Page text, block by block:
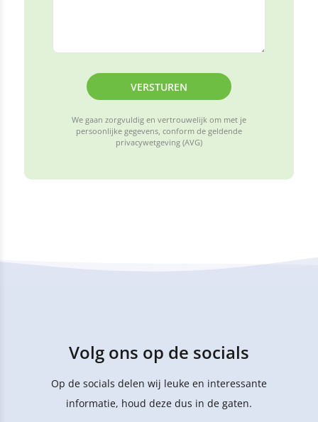
VERSTUREN
We gaan zorgvuldig en vertrouwelijk om met je
persoonlijke gegevens, conform de geldende
privacywetgeving (AVG)
Volg ons op de socials
Op de socials delen wij leuke en interessante
informatie, houd deze dus in de gaten.